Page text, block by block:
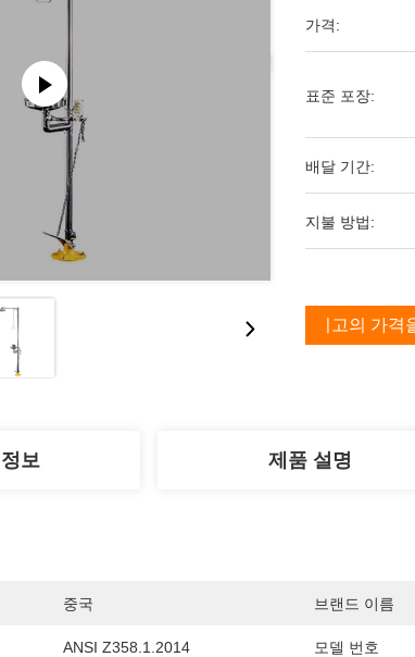
가격:
표준 포장:
배달 기간:
지불 방법:
최고의 가격
보 제품 설명
중국 브랜드 이름
ANSI Z358.1.2014 모델 번호